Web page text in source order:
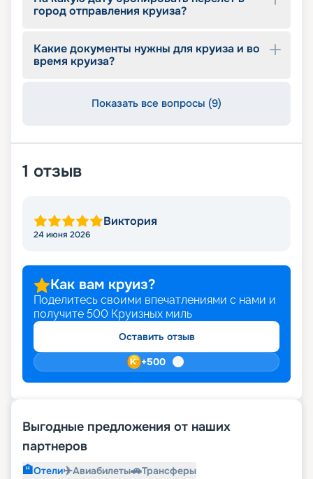
город отправления круиза?
Какие документы нужны для круиза и во
время круиза?
Показать все вопросы (9)
1 отзыв
Виктория
24 июня 2026
Как вам круиз?
Поделитесь своими впечатлениями с нами и
получите 500 Круизных миль
Оставить отзыв
+500
Выгодные предложения от наших
партнеров
🏨Отели✈️Авиабилеты🚗Трансферы